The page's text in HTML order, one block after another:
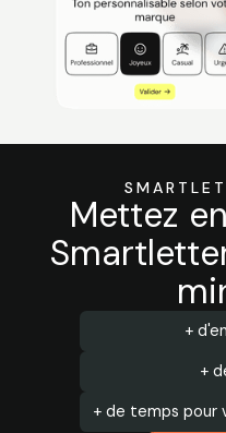
Mettez
+
+
+ de temps pour